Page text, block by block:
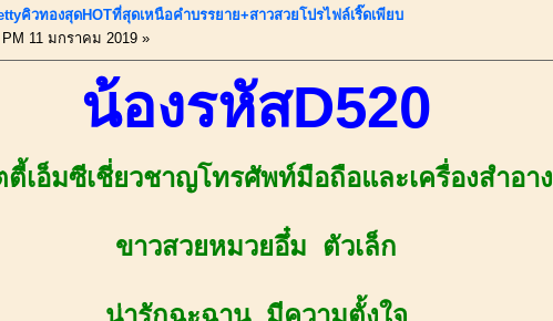
คิวทองสุดHOTที่สุดเหนือคำบรรยาย+สาวสวยโปรไฟล์เริ๊ดเพียบ
PM 11 มกราคม 2019 »
น้องรหัสD520
เอ็มซีเชี่ยวชาญโทรศัพท์มือถือและเครื่องสำอาง
ขาวสวยหมวยอึ๋ม ตัวเล็ก